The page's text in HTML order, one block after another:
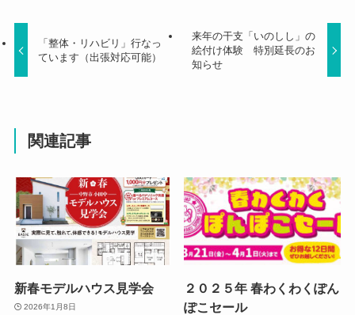
「整体・リハビリ」行なっ
ています（出張対応可能）
来年の干支「いのしし」の
絵付け体験 特別延長のお
知らせ
関連記事
新春モデルハウス見学会
2026年1月8日
２０２５年 春わくわくぽん
ぽこセール